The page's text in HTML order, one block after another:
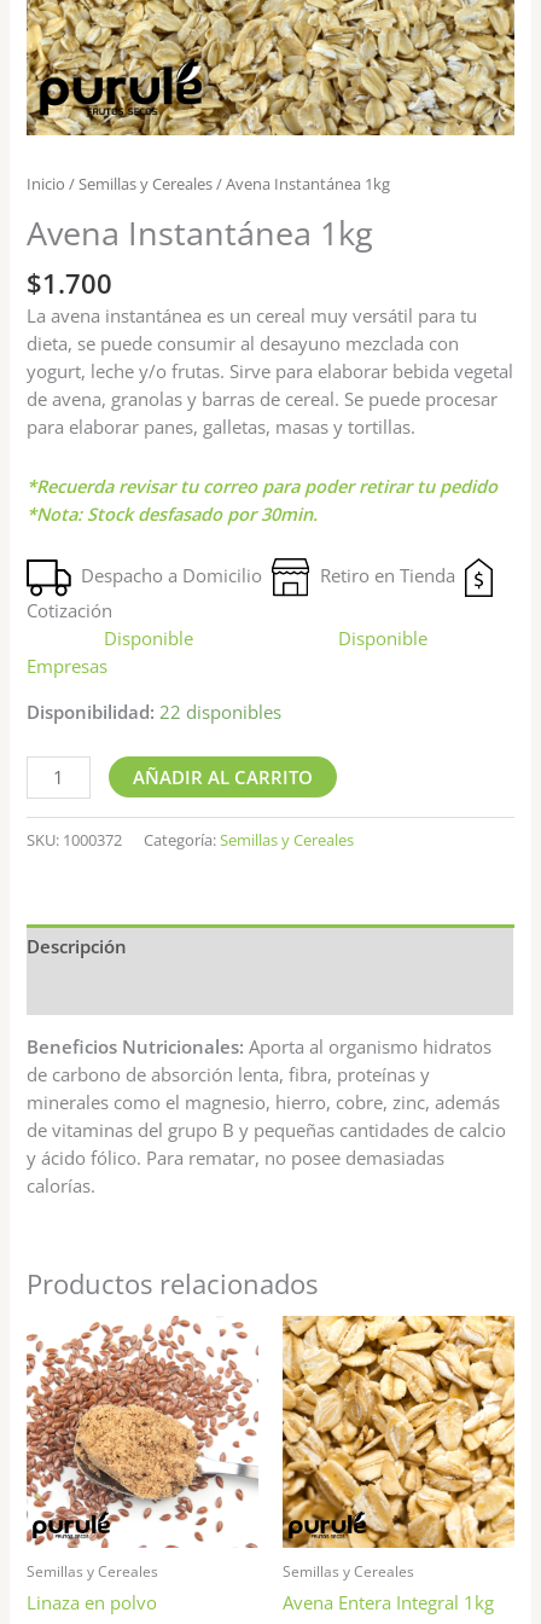
Inicio /Semillas y Cereales/ Avena Instantánea 1kg
Avena Instantánea 1kg
$1.700
La avena instantánea es un cereal muy versátil para tu
dieta, se puede consumir al desayuno mezclada con
yogurt, leche y/o frutas. Sirve para elaborar bebida vegetal
de avena, granolas y barras de cereal. Se puede procesar
para elaborar panes, galletas, masas y tortillas.
*Recuerda revisar tu correo para poder retirar tu pedido
*Nota: Stock desfasado por 30min.
Despacho a Domicilio
Retiro en Tienda
Cotización
Disponible
Disponible
Empresas
Disponibilidad: 22 disponibles
AÑADIR AL CARRITO
SKU: 1000372 Categoría:Semillas y Cereales
Descripción
Beneficios Nutricionales:Aporta al organismo hidratos
de carbono de absorción lenta, fibra, proteínas y
minerales como el magnesio, hierro, cobre, zinc, además
de vitaminas del grupo B y pequeñas cantidades de calcio
y ácido fólico. Para rematar, no posee demasiadas
calorías.
Productos relacionados
Semillas y Cereales
Linaza en polvo
Rango
de
precios:
desde
$2.500
hasta
$3.500
Este
producto
tiene
múltiples
variantes.
Las
opciones
pueden
elegir
Semillas y Cereales
Avena Entera Integral 1kg